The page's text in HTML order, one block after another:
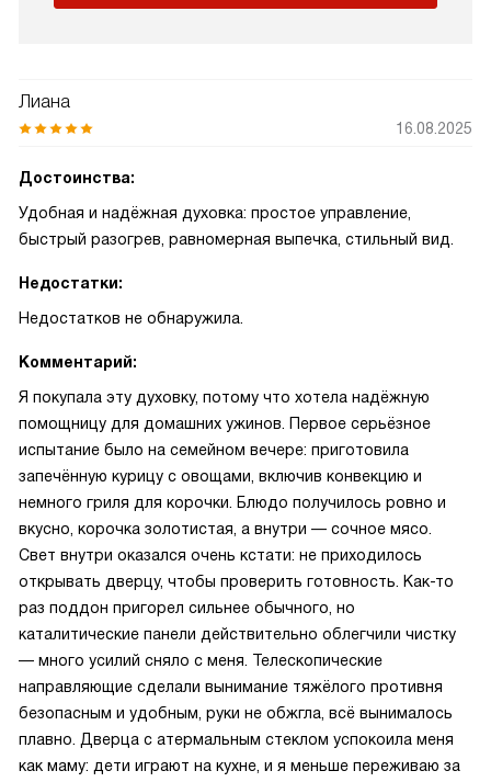
Лиана
16.08.2025
Достоинства:
Удобная и надёжная духовка: простое управление,
быстрый разогрев, равномерная выпечка, стильный вид.
Недостатки:
Недостатков не обнаружила.
Комментарий:
Я покупала эту духовку, потому что хотела надёжную
помощницу для домашних ужинов. Первое серьёзное
испытание было на семейном вечере: приготовила
запечённую курицу с овощами, включив конвекцию и
немного гриля для корочки. Блюдо получилось ровно и
вкусно, корочка золотистая, а внутри — сочное мясо.
Свет внутри оказался очень кстати: не приходилось
открывать дверцу, чтобы проверить готовность. Как-то
раз поддон пригорел сильнее обычного, но
каталитические панели действительно облегчили чистку
— много усилий сняло с меня. Телескопические
направляющие сделали вынимание тяжёлого противня
безопасным и удобным, руки не обжгла, всё вынималось
плавно. Дверца с атермальным стеклом успокоила меня
как маму: дети играют на кухне, и я меньше переживаю за